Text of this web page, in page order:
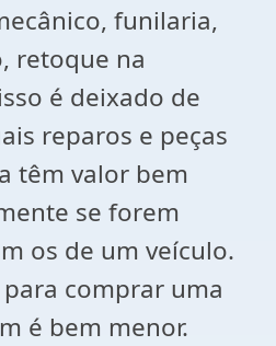
funilaria,
retoque na
é deixado de
reparos e peças
têm valor bem
se forem
os de um veículo.
comprar uma
é bem menor.